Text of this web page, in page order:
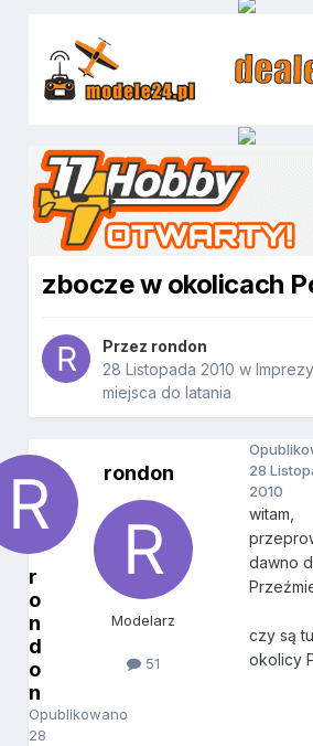
zbocze w okolicach
Przez rondon
28 Listopada 2010 w
miejsca do latania
r
o
n
d
o
n
Opublikowano
28
rondon
Modelarz
51
28
2010
witam,
dawno
czy są
okolicy